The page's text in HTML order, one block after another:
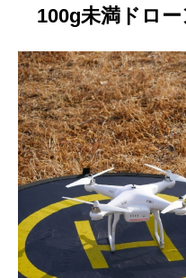
100g未満ドロ